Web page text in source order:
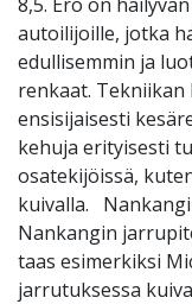
autoilijoille, jotka
edullisemmin ja
renkaat.
ensisijaisesti
kehuja erityisesti
osatekijöissä,
kuivalla.
Nankangin
taas esimerkiksi
jarrutuksessa